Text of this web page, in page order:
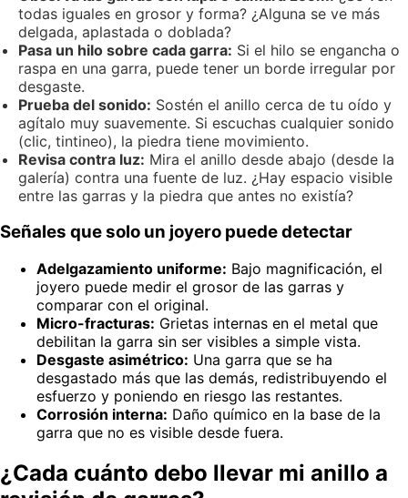
todas iguales en grosor y forma? ¿Alguna se ve más
delgada, aplastada o doblada?
Pasa un hilo sobre cada garra: Si el hilo se engancha o
raspa en una garra, puede tener un borde irregular por
desgaste.
Prueba del sonido: Sostén el anillo cerca de tu oído y
agítalo muy suavemente. Si escuchas cualquier sonido
(clic, tintineo), la piedra tiene movimiento.
Revisa contra luz: Mira el anillo desde abajo (desde la
galería) contra una fuente de luz. ¿Hay espacio visible
entre las garras y la piedra que antes no existía?
Señales que solo un joyero puede detectar
Adelgazamiento uniforme: Bajo magnificación, el
joyero puede medir el grosor de las garras y
comparar con el original.
Micro-fracturas: Grietas internas en el metal que
debilitan la garra sin ser visibles a simple vista.
Desgaste asimétrico: Una garra que se ha
desgastado más que las demás, redistribuyendo el
esfuerzo y poniendo en riesgo las restantes.
Corrosión interna: Daño químico en la base de la
garra que no es visible desde fuera.
¿Cada cuánto debo llevar mi anillo a